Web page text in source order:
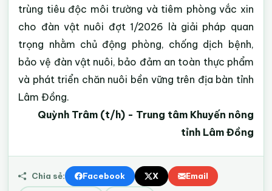
trùng tiêu độc môi trường và tiêm phòng vắc xin
cho đàn vật nuôi đợt 1/2026 là giải pháp quan
trọng nhằm chủ động phòng, chống dịch bệnh,
bảo vệ đàn vật nuôi, bảo đảm an toàn thực phẩm
và phát triển chăn nuôi bền vững trên địa bàn tỉnh
Lâm Đồng.
Quỳnh Trâm (t/h) - Trung tâm Khuyến nông
tỉnh Lâm Đồng
Chia sẻ: Facebook X Email